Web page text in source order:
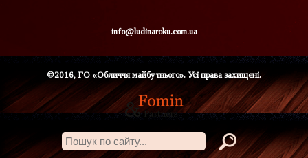
info@ludinaroku.com.ua
©2016, ГО «Обличчя майбутнього». Усі права захищені.